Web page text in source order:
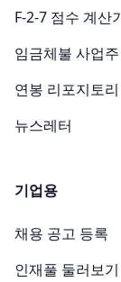
F-2-7 점수 계산
임금체불 사업
연봉 리포지토리
뉴스레터
기업용
채용 공고 등록
인재풀 둘러보기